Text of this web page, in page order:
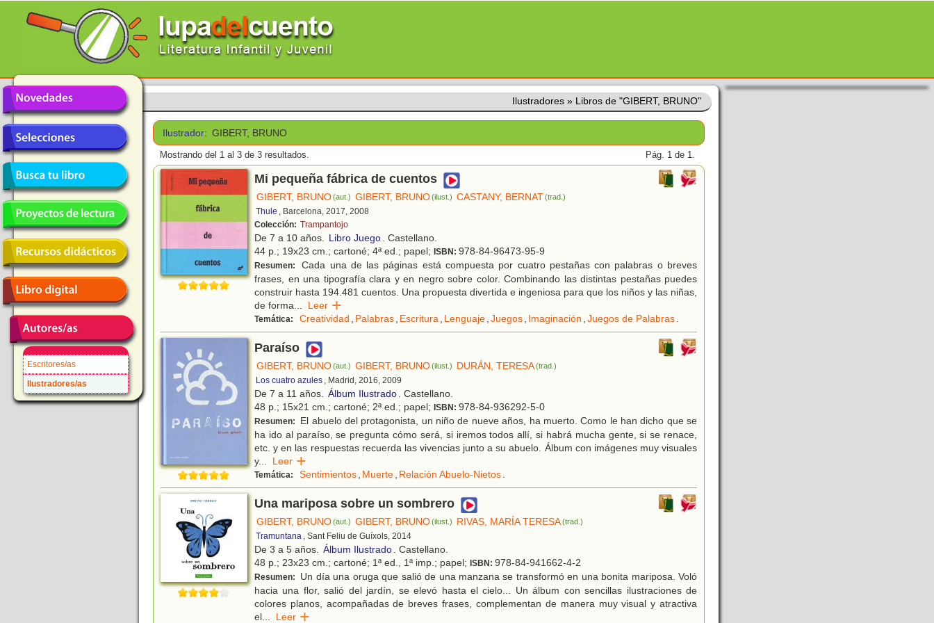
Escritores/as
Ilustradores/as
Ilustradores » Libros de "GIBERT, BRUNO"
Ilustrador: GIBERT, BRUNO
Mostrando del 1 al 3 de 3 resultados. Pág. 1 de 1.
Mi pequeña fábrica de cuentos
GIBERT, BRUNO(aut.) GIBERT, BRUNO(ilust.) CASTANY, BERNAT (trad.)
Thule , Barcelona, 2017, 2008
Colección: Trampantojo
De 7 a 10 años. Libro Juego. Castellano.
44 p.; 19x23 cm.; cartoné; 4ª ed.; papel; ISBN: 978-84-96473-95-9
Resumen:
Cada una de las páginas está compuesta por cuatro pestañas con palabras o breves
frases, en una tipografía clara y en negro sobre color. Combinando las distintas pestañas puedes
construir hasta 194.481 cuentos. Una propuesta divertida e ingeniosa para que los niños y las niñas,
de forma... Leer
Temática: Creatividad , Palabras, Escritura, Lenguaje,Juegos, Imaginación ,Juegos de Palabras.
Paraíso
GIBERT, BRUNO(aut.) GIBERT, BRUNO(ilust.) DURÁN, TERESA(trad.)
Los cuatro azules , Madrid, 2016, 2009
De 7 a 11 años. Álbum Ilustrado. Castellano.
48 p.; 15x21 cm.; cartoné; 2ª ed.; papel; ISBN: 978-84-936292-5-0
Resumen:
El abuelo del protagonista, un niño de nueve años, ha muerto. Como le han dicho que se
ha ido al paraíso, se pregunta cómo será, si iremos todos allí, si habrá mucha gente, si se renace,
etc. y en las respuestas recuerda las vivencias junto a su abuelo. Álbum con imágenes muy visuales
y... Leer
Temática: Sentimientos, Muerte, Relación Abuelo-Nietos.
Una mariposa sobre un sombrero
GIBERT, BRUNO(aut.) GIBERT, BRUNO(ilust.) RIVAS, MARÍA TERESA(trad.)
Tramuntana , Sant Feliu de Guíxols, 2014
De 3 a 5 años. Álbum Ilustrado. Castellano.
48 p.; 23x23 cm.; cartoné; 1ª ed., 1ª imp.; papel; ISBN: 978-84-941662-4-2
Resumen:
Un día una oruga que salió de una manzana se transformó en una bonita mariposa. Voló
hacia una flor, salió del jardín, se elevó hasta el cielo... Un álbum con sencillas ilustraciones de
colores planos, acompañadas de breves frases, complementan de manera muy visual y atractiva
el... Leer